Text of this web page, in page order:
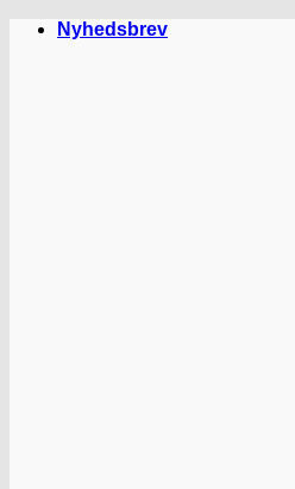
FortsætNyhedsbrev